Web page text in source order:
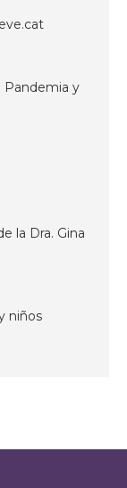
Pandemia y
la Dra. Gina
niños